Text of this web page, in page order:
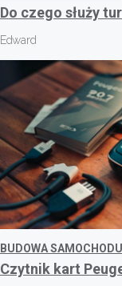
Do czego służy
Edward
BUDOWA SAMOCHODU
Czytnik kart